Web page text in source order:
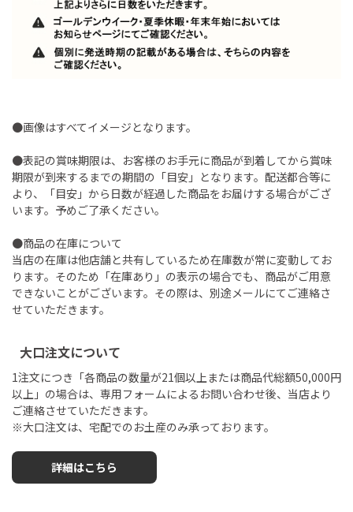
●画像はすべてイメージとなります。
●表記の賞味期限は、お客様のお手元に商品が到着してから賞味
期限が到来するまでの期間の「目安」となります。配送都合等に
より、「目安」から日数が経過した商品をお届けする場合がござ
います。予めご了承ください。
●商品の在庫について
当店の在庫は他店舗と共有しているため在庫数が常に変動してお
ります。そのため「在庫あり」の表示の場合でも、商品がご用意
できないことがございます。その際は、別途メールにてご連絡さ
せていただきます。
大口注文について
1注文につき「各商品の数量が21個以上または商品代総額50,000円
以上」の場合は、専用フォームによるお問い合わせ後、当店より
ご連絡させていただきます。
※大口注文は、宅配でのお土産のみ承っております。
詳細はこちら